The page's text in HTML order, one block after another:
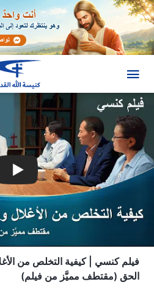
فيلم كنسي | كيفية التخلص من
الحق (مقتطف مميَّز من فيلم)